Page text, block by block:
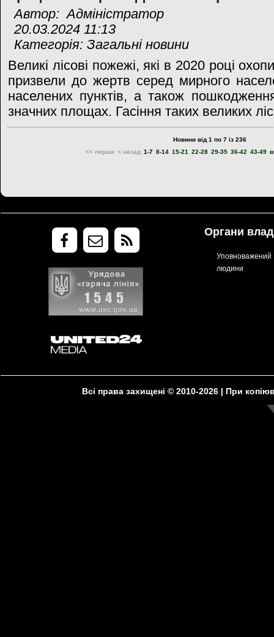
Автор: Адміністратор
20.03.2024 11:13
Категорія: Загальні новини
Великі лісові пожежі, які в 2020 році
призвели до жертв серед мирного
населених пунктів, а також
значних площах. Гасіння таких великих
Новини від 1 по 7 із 236
<< перша < назад 1-7 8-14 15-21 22-28 29-35 36-42 43-49
Органи
Уповноважений
людини
Всі права захищені © 2010-2026 | При